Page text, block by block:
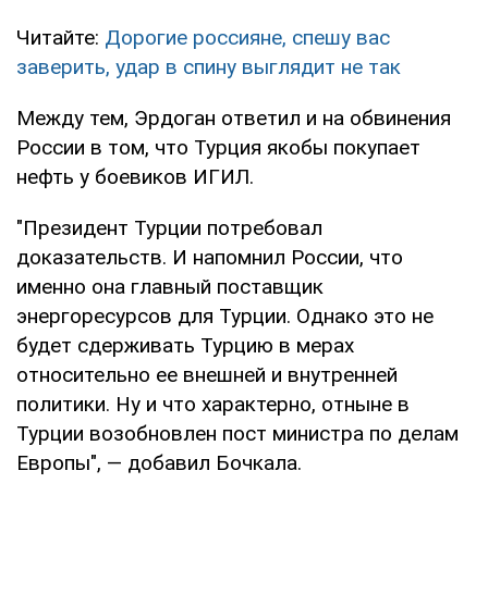
Читайте: Дорогие россияне, спешу вас
заверить, удар в спину выглядит не так
Между тем, Эрдоган ответил и на обвинения
России в том, что Турция якобы покупает
нефть у боевиков ИГИЛ.
"Президент Турции потребовал
доказательств. И напомнил России, что
именно она главный поставщик
энергоресурсов для Турции. Однако это не
будет сдерживать Турцию в мерах
относительно ее внешней и внутренней
политики. Ну и что характерно, отныне в
Турции возобновлен пост министра по делам
Европы", — добавил Бочкала.